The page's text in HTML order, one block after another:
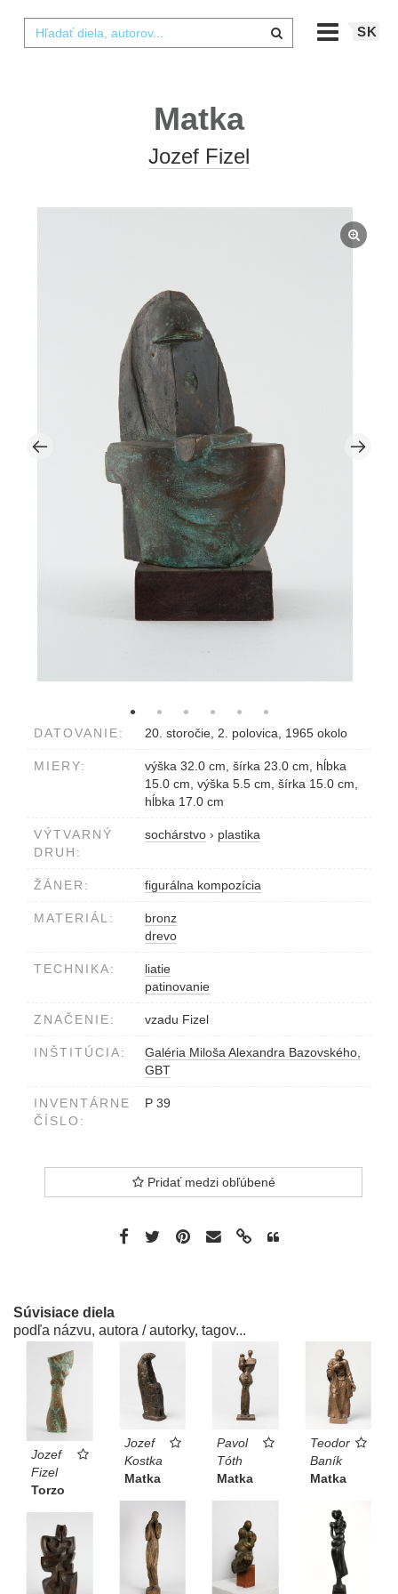
SK
Matka
Jozef Fizel
DATOVANIE: 20. storočie, 2. polovica, 1965 okolo
MIERY:
výška 32.0 cm, šírka 23.0 cm, hĺbka
15.0 cm, výška 5.5 cm, šírka 15.0 cm,
hĺbka 17.0 cm
VÝTVARNÝ
DRUH:
sochárstvo › plastika
ŽÁNER: figurálna kompozícia
MATERIÁL:
bronz
drevo
TECHNIKA:
liatie
patinovanie
ZNAČENIE: vzadu Fizel
INŠTITÚCIA:
Galéria Miloša Alexandra Bazovského,
GBT
INVENTÁRNE
ČÍSLO:
P 39
Pridať medzi obľúbené
Súvisiace diela
podľa názvu, autora / autorky, tagov...
Jozef
Fizel
Torzo
Jozef
Kostka
Matka
Pavol
Tóth
Matka
Teodor
Baník
Matka